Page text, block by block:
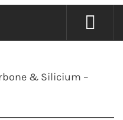
& Silicium –